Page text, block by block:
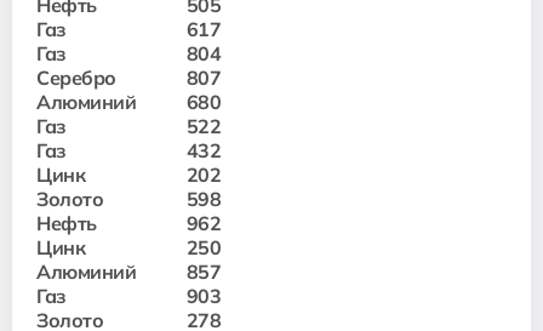
Нефть
505
Газ
617
Газ
804
Серебро
807
Алюминий
680
Газ
522
Газ
432
Цинк
202
Золото
598
Нефть
962
Цинк
250
Алюминий
857
Газ
903
Золото
278